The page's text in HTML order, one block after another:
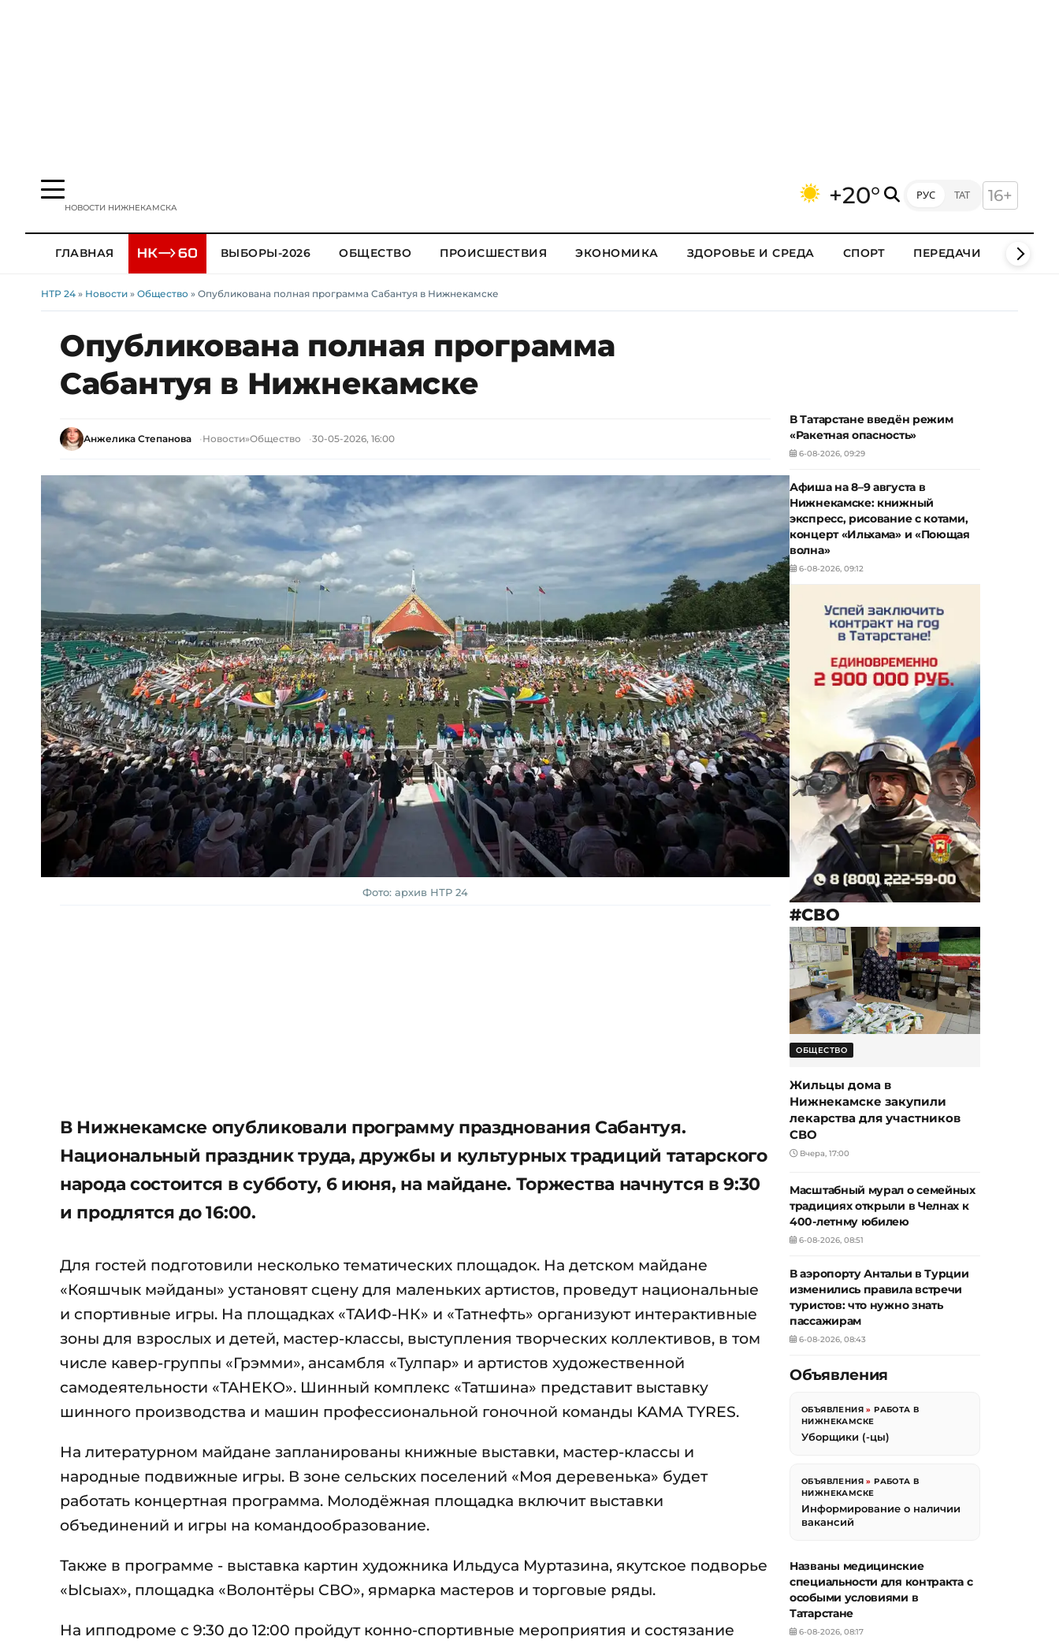
НОВОСТИ НИЖНЕКАМСКА +20° РУС ТАТ 16+
ГЛАВНАЯ ВЫБОРЫ-2026 ОБЩЕСТВО ПРОИСШЕСТВИЯ ЭКОНОМИКА ЗДОРОВЬЕ И СРЕДА СПОРТ ПЕРЕДАЧИ КЛИПЫ
НТР 24 » Новости » Общество » Опубликована полная программа Сабантуя в Нижнекамске
Опубликована полная программа
Сабантуя в Нижнекамске
Анжелика Степанова Новости»Общество 30-05-2026, 16:00
Фото: архив НТР 24
В Нижнекамске опубликовали программу празднования Сабантуя.
Национальный праздник труда, дружбы и культурных традиций татарского
народа состоится в субботу, 6 июня, на майдане. Торжества начнутся в 9:30
и продлятся до 16:00.
Для гостей подготовили несколько тематических площадок. На детском майдане
«Кояшчык мәйданы» установят сцену для маленьких артистов, проведут национальные
и спортивные игры. На площадках «ТАИФ-НК» и «Татнефть» организуют интерактивные
зоны для взрослых и детей, мастер-классы, выступления творческих коллективов, в том
числе кавер-группы «Грэмми», ансамбля «Тулпар» и артистов художественной
самодеятельности «ТАНЕКО». Шинный комплекс «Татшина» представит выставку
шинного производства и машин профессиональной гоночной команды KAMA TYRES.
На литературном майдане запланированы книжные выставки, мастер-классы и
народные подвижные игры. В зоне сельских поселений «Моя деревенька» будет
работать концертная программа. Молодёжная площадка включит выставки
объединений и игры на командообразование.
Также в программе - выставка картин художника Ильдуса Муртазина, якутское подворье
«Ысыах», площадка «Волонтёры СВО», ярмарка мастеров и торговые ряды.
На ипподроме с 9:30 до 12:00 пройдут конно-спортивные мероприятия и состязание
В Татарстане введён режим
«Ракетная опасность»
6-08-2026, 09:29
Афиша на 8–9 августа в
Нижнекамске: книжный
экспресс, рисование с котами,
концерт «Ильхама» и «Поющая
волна»
6-08-2026, 09:12
#СВО
ОБЩЕСТВО
Жильцы дома в
Нижнекамске закупили
лекарства для участников
СВО
Вчера, 17:00
Масштабный мурал о семейных
традициях открыли в Челнах к
400-летнму юбилею
6-08-2026, 08:51
В аэропорту Антальи в Турции
изменились правила встречи
туристов: что нужно знать
пассажирам
6-08-2026, 08:43
Объявления
ОБЪЯВЛЕНИЯ »РАБОТА В
НИЖНЕКАМСКЕ
Уборщики (-цы)
ОБЪЯВЛЕНИЯ »РАБОТА В
НИЖНЕКАМСКЕ
Информирование о наличии
вакансий
Названы медицинские
специальности для контракта с
особыми условиями в
Татарстане
6-08-2026, 08:17